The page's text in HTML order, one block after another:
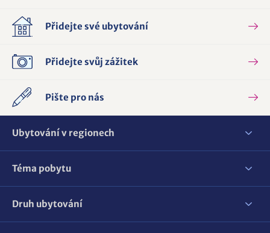
Přidejte své ubytování
Přidejte svůj zážitek
Pište pro nás
Ubytování v regionech
Téma pobytu
Druh ubytování